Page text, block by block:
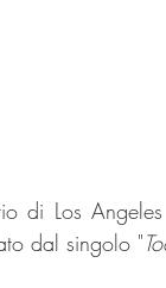
di Los
dal singolo "